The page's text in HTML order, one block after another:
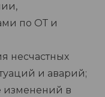
по ОТ и
несчастных
и аварий;
изменений в